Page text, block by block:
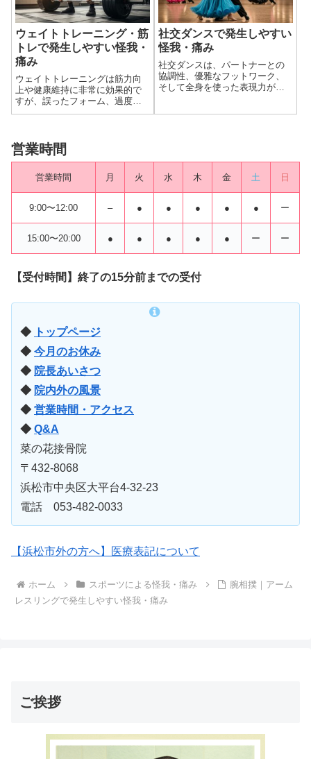
ウェイトトレーニング・筋
トレで発生しやすい怪我・
痛み
ウェイトトレーニングは筋力向
上や健康維持に非常に効果的で
すが、誤ったフォーム、過度な
重量設定、不十分なウォームア
能性があります。特に、オーバ
ーユース（使いすぎ）による慢
社交ダンスで発生しやすい
怪我・痛み
社交ダンスは、パートナーとの
協調性、優雅なフットワーク、
そして全身を使った表現力が求
営業時間
営業時間 月 火 水 木 金 土 日
9:00〜12:00 – ● ● ● ● ● ー
15:00〜20:00 ● ● ● ● ● ー ー
【受付時間】終了の15分前までの受付
◆
トップページ
◆ 今月のお休み
◆ 院長あいさつ
◆ 院内外の風景
◆ 営業時間・アクセス
◆ Q&A
菜の花接骨院
〒432-8068
浜松市中央区大平台4-32-23
電話 053-482-0033
【浜松市外の方へ】医療表記について
ホーム スポーツによる怪我・痛み
腕相撲｜アーム
レスリングで発生しやすい怪我・痛み
ご挨拶